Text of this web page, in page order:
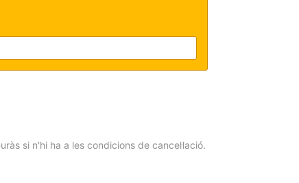
si n'hi ha a les condicions de cancel·lació.